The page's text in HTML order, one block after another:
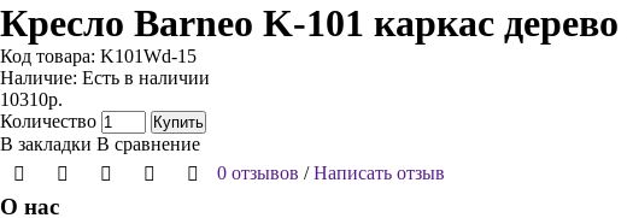
Кресло Barneo K-101 каркас
Код товара: K101Wd-15
Наличие: Есть в наличии
10310р.
Количество
Купить
В закладки В сравнение
0 отзывов /Написать отзыв
О нас